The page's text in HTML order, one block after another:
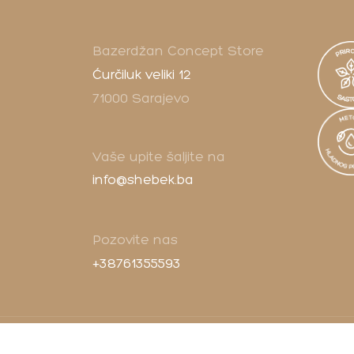
Bazerdžan Concept Store
Ćurčiluk veliki 12
71000 Sarajevo
Vaše upite šaljite na
info@shebek.ba
Pozovite nas
+38761355593